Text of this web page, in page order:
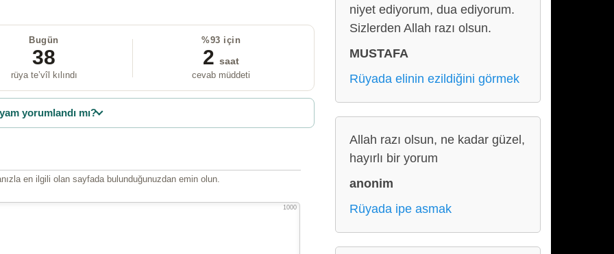
Bugün
38
rüya te’vîl kılındı
%93 için
2 saat
cevab müddeti
yorumlandı mı?
en ilgili olan sayfada bulunduğunuzdan emin olun.
1000
niyet ediyorum, dua ediyorum.
Sizlerden Allah razı olsun.
MUSTAFA
Rüyada elinin ezildiğini görmek
Allah razı olsun, ne kadar güzel,
hayırlı bir yorum
anonim
Rüyada ipe asmak